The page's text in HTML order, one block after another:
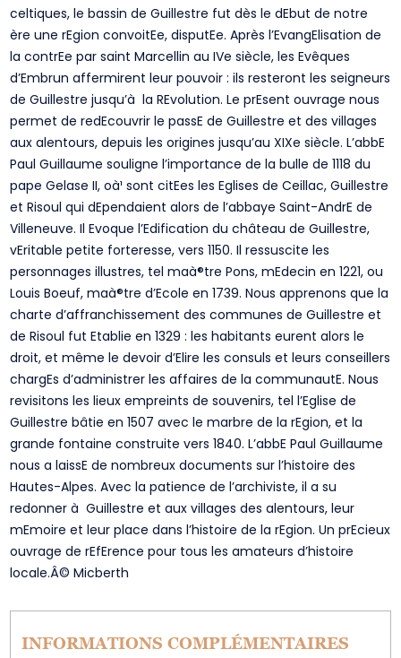
celtiques, le bassin de Guillestre fut dès le dEbut de notre
ère une rEgion convoitEe, disputEe. Après l’EvangElisation de
la contrEe par saint Marcellin au IVe siècle, les Evêques
d’Embrun affermirent leur pouvoir : ils resteront les seigneurs
de Guillestre jusqu’à la REvolution. Le prEsent ouvrage nous
permet de redEcouvrir le passE de Guillestre et des villages
aux alentours, depuis les origines jusqu’au XIXe siècle. L’abbE
Paul Guillaume souligne l’importance de la bulle de 1118 du
pape Gelase II, oà¹ sont citEes les Eglises de Ceillac, Guillestre
et Risoul qui dEpendaient alors de l’abbaye Saint-AndrE de
Villeneuve. Il Evoque l’Edification du château de Guillestre,
vEritable petite forteresse, vers 1150. Il ressuscite les
personnages illustres, tel maà®tre Pons, mEdecin en 1221, ou
Louis Boeuf, maà®tre d’Ecole en 1739. Nous apprenons que la
charte d’affranchissement des communes de Guillestre et
de Risoul fut Etablie en 1329 : les habitants eurent alors le
droit, et même le devoir d’Elire les consuls et leurs conseillers
chargEs d’administrer les affaires de la communautE. Nous
revisitons les lieux empreints de souvenirs, tel l’Eglise de
Guillestre bâtie en 1507 avec le marbre de la rEgion, et la
grande fontaine construite vers 1840. L’abbE Paul Guillaume
nous a laissE de nombreux documents sur l’histoire des
Hautes-Alpes. Avec la patience de l’archiviste, il a su
redonner à Guillestre et aux villages des alentours, leur
mEmoire et leur place dans l’histoire de la rEgion. Un prEcieux
ouvrage de rEfErence pour tous les amateurs d’histoire
locale.Â© Micberth
INFORMATIONS COMPLÉMENTAIRES